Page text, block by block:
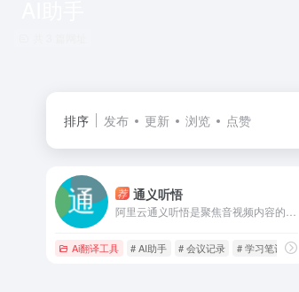
排序 发布 更新 浏览 点赞
荐 通义听悟
Ai翻译工具 # AI助手 # 会议记录 # 学习笔记